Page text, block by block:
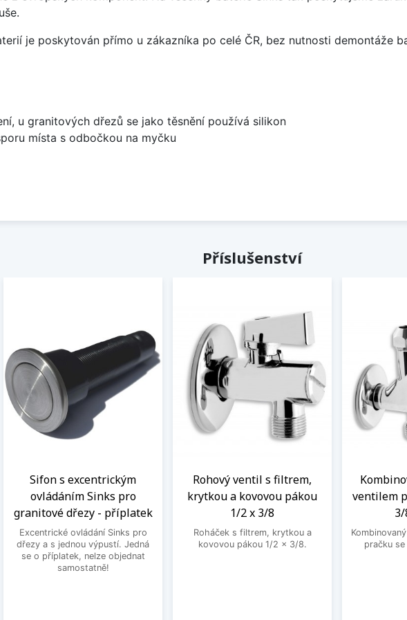
je poskytován přímo u zákazníka po celé ČR, bez nutnosti demontáže
u granitových dřezů se jako těsnění používá silikon
místa s odbočkou na myčku
Příslušenství
Sifon s excentrickým
ovládáním Sinks pro
granitové dřezy - příplatek
Excentrické ovládání Sinks pro
dřezy a s jednou výpustí. Jedná
se o příplatek, nelze objednat
samostatně!
Rohový ventil s filtrem,
krytkou a kovovou pákou
1/2 x 3/8
Roháček s filtrem, krytkou a
kovovou pákou 1/2 x 3/8.
ventilem
pračku